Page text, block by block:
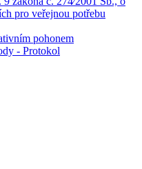
pro veřejnou potřebu
pohonem
- Protokol